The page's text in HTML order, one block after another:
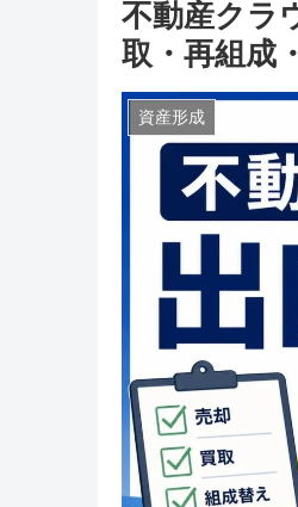
不動産クラ
取・再組成
資産形成